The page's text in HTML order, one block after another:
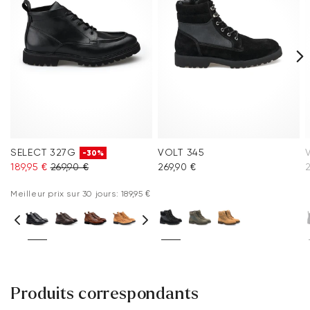
Foire aux questions
SELECT 327G -30%
189,95 € 269,90 €
Meilleur prix sur 30 jours: 189,95 €
VOLT 345
269,90 €
Produits correspondants